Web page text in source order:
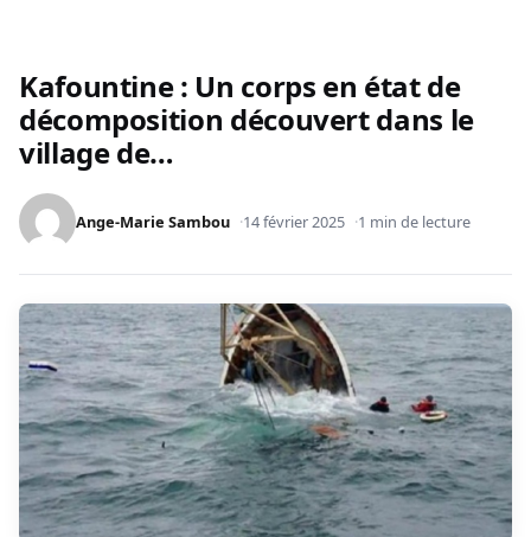
Kafountine : Un corps en état de
décomposition découvert dans le
village de…
Ange-Marie Sambou 14 février 2025 1 min de lecture